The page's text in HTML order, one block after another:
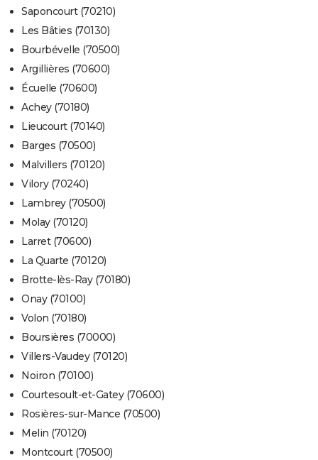
Saponcourt (70210)
Les Bâties (70130)
Bourbévelle (70500)
Argillières (70600)
Écuelle (70600)
Achey (70180)
Lieucourt (70140)
Barges (70500)
Malvillers (70120)
Vilory (70240)
Lambrey (70500)
Molay (70120)
Larret (70600)
La Quarte (70120)
Brotte-lès-Ray (70180)
Onay (70100)
Volon (70180)
Boursières (70000)
Villers-Vaudey (70120)
Noiron (70100)
Courtesoult-et-Gatey (70600)
Rosières-sur-Mance (70500)
Melin (70120)
Montcourt (70500)